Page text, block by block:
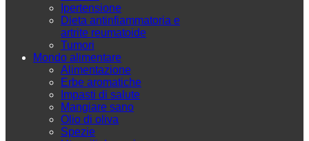
Ipertensione
Dieta antinfiammatoria e
artrite reumatoide
Tumori
Mondo alimentare
Alimentazione
Erbe aromatiche
Impasti di salute
Mangiare sano
Olio di oliva
Spezie